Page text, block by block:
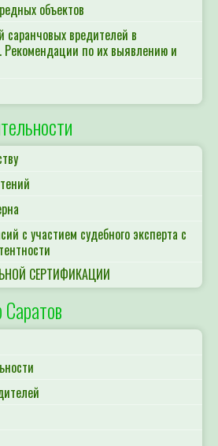
вредителей в
Рекомендации по их выявлению и
с участием судебного эксперта с
СЕРТИФИКАЦИИ